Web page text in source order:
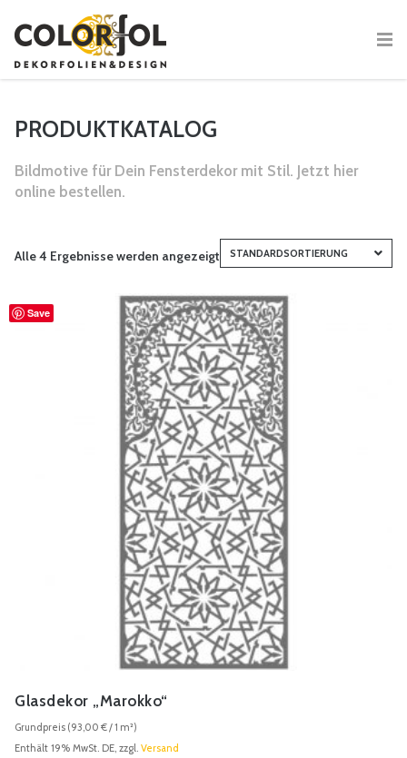
PRODUKTKATALOG
Bildmotive für Dein Fensterdekor mit Stil. Jetzt hier
online bestellen.
Alle 4 Ergebnisse werden angezeigt STANDARDSORTIERUNG
Save
Glasdekor „Marokko“
Grundpreis (93,00 €/ 1 m²)
Enthält 19% MwSt. DE, zzgl. Versand